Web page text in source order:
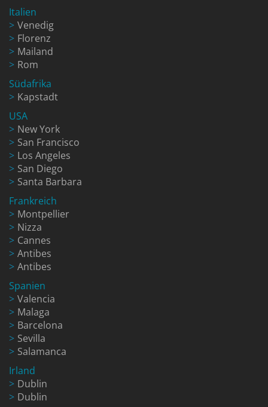
Italien
Venedig
Florenz
Mailand
Rom
Südafrika
Kapstadt
USA
New York
San Francisco
Los Angeles
San Diego
Santa Barbara
Frankreich
Montpellier
Nizza
Cannes
Antibes
Antibes
Spanien
Valencia
Malaga
Barcelona
Sevilla
Salamanca
Irland
Dublin
Dublin